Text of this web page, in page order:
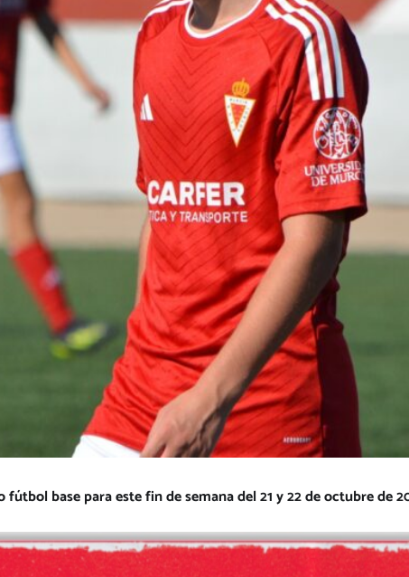
base para este fin de semana del 21 y 22 de octubre de